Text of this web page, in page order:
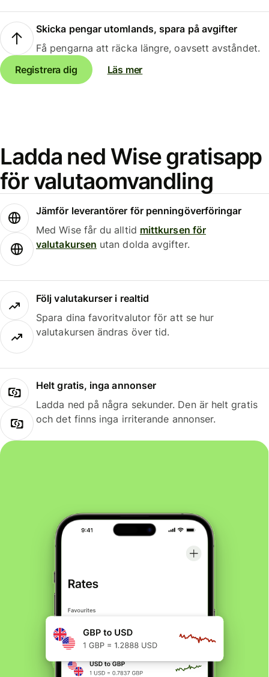
Skicka pengar utomlands, spara på avgifter
Få pengarna att räcka längre, oavsett avståndet.
Registrera dig
Läs mer
Ladda ned Wise gratisapp
för valutaomvandling
Jämför leverantörer för penningöverföringar
Med Wise får du alltid mittkursen för
valutakursen utan dolda avgifter.
Följ valutakurser i realtid
Spara dina favoritvalutor för att se hur
valutakursen ändras över tid.
Helt gratis, inga annonser
Ladda ned på några sekunder. Den är helt gratis
och det finns inga irriterande annonser.